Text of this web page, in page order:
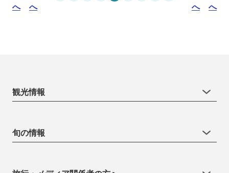
へ
へ
へ
へ
観光情報
旬の情報